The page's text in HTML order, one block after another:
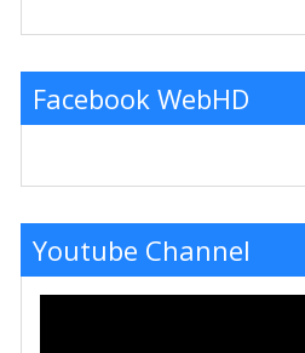
Facebook WebHD
Youtube Channel